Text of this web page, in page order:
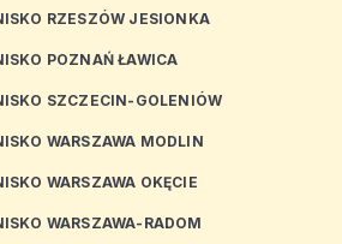
RZESZÓW JESIONKA
POZNAŃ ŁAWICA
SZCZECIN-GOLENIÓW
WARSZAWA MODLIN
WARSZAWA OKĘCIE
WARSZAWA-RADOM